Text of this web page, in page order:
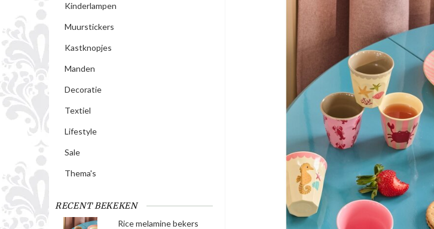
Kinderlampen
Muurstickers
Kastknopjes
Manden
Decoratie
Textiel
Lifestyle
Sale
Thema's
RECENT BEKEKEN
Rice melamine bekers